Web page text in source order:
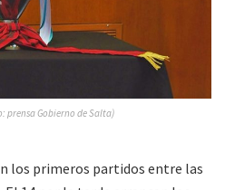
prensa Gobierno de Salta)
los primeros partidos entre las